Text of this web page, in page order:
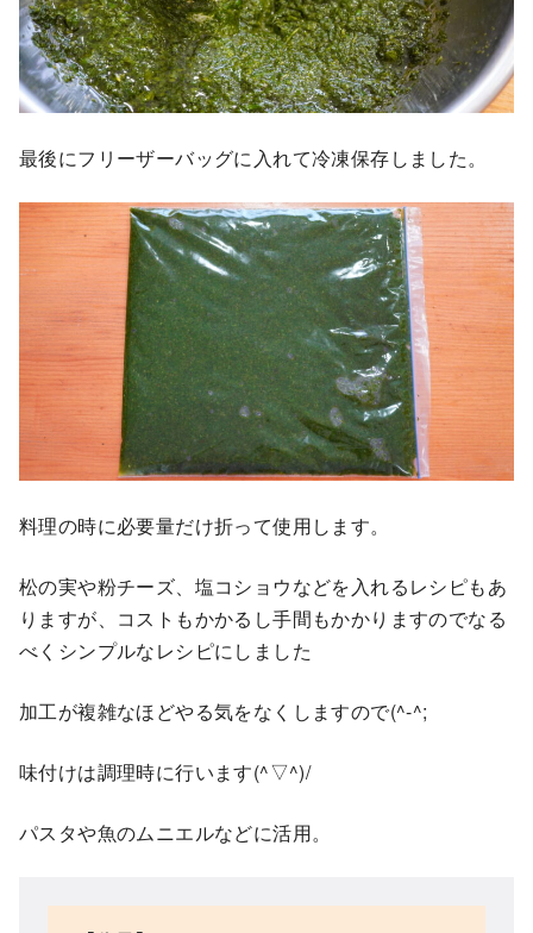
最後にフリーザーバッグに入れて冷凍保存しました。
料理の時に必要量だけ折って使用します。
松の実や粉チーズ、塩コショウなどを入れるレシピもあ
りますが、コストもかかるし手間もかかりますのでなる
べくシンプルなレシピにしました
加工が複雑なほどやる気をなくしますので(^-^;
味付けは調理時に行います(^▽^)/
パスタや魚のムニエルなどに活用。